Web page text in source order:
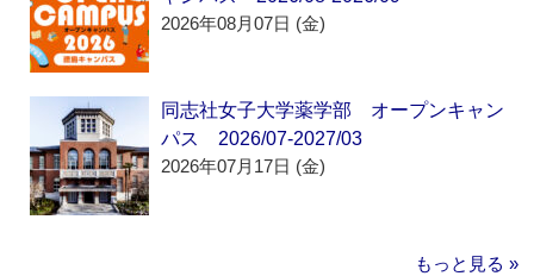
2026年08月07日 (金)
同志社女子大学薬学部 オープンキャン
パス 2026/07-2027/03
2026年07月17日 (金)
もっと見る »